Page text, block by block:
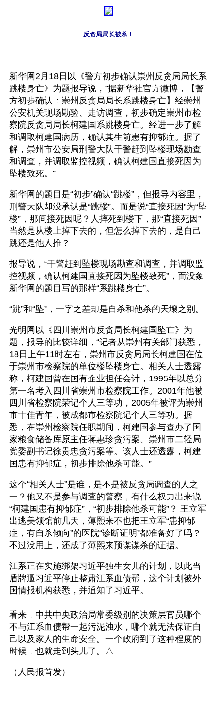
反贪局局长被杀！
新华网2月18日以《警方初步确认崇州反贪局局长系
跳楼身亡》为题报导说，“据新华社官方微博，【警
方初步确认：崇州反贪局局长系跳楼身亡】经崇州
公安机关现场勘验、走访调查，初步确定崇州市检
察院反贪局局长柯建国系跳楼身亡。经进一步了解
和调取柯建国病历，确认其生前患有抑郁症。据了
解，崇州市公安局刑警大队干警赶到坠楼现场勘查
和调查，并调取监控视频，确认柯建国直接死因为
坠楼致死。”
新华网的题目是“初步”确认“跳楼”，但报导内容里，
刑警大队却没承认是“跳楼”。而是说“直接死因”为“坠
楼”，那间接死因呢？人摔死到楼下，那“直接死因”
当然是从楼上掉下去的，但怎么掉下去的，是自己
跳还是他人推？
报导说，“干警赶到坠楼现场勘查和调查，并调取监
控视频，确认柯建国直接死因为坠楼致死”，而没象
新华网的题目写的那样“系跳楼身亡”。
“跳”和“坠”，一字之差却是自杀和他杀的天壤之别。
光明网以《四川崇州市反贪局长柯建国坠亡》为
题，报导的比较详细，“记者从崇州有关部门获悉，
18日上午11时左右，崇州市反贪局局长柯建国在位
于崇州市检察院的单位楼坠楼身亡。相关人士透露
称，柯建国曾在国有企业担任会计，1995年以总分
第一名考入四川省崇州市检察院工作。2001年他被
四川省检察院荣记个人三等功，2005年被评为崇州
市十佳青年，被成都市检察院记个人三等功。据
悉，在崇州检察院任职期间，柯建国参与查办了国
家粮食储备库原主任蒋惠珍贪污案、崇州市二轻局
党委副书记徐贵忠贪污案等。该人士还透露，柯建
国患有抑郁症，初步排除他杀可能。”
这个“相关人士”是谁，是不是被反贪局调查的人之
一？他又不是参与调查的警察，有什么权力出来说
“柯建国患有抑郁症”，“初步排除他杀可能”？ 王立军
出逃美领馆前几天，薄熙来不也把王立军“患抑郁
症，有自杀倾向”的医院“诊断证明”都准备好了吗？
不过没用上，还成了薄熙来预谋谋杀的证据。
江系正在实施绑架习近平独生女儿的计划，以此当
盾牌逼习近平停止整肃江系血债帮，这个计划被外
国情报机构获悉，并通知了习近平。
看来，中共中央政治局常委级别的决策层官员哪个
不与江系血债帮一起污泥浊水，哪个就无法保证自
己以及家人的生命安全。一个政府到了这种程度的
时候，也就走到头儿了。△